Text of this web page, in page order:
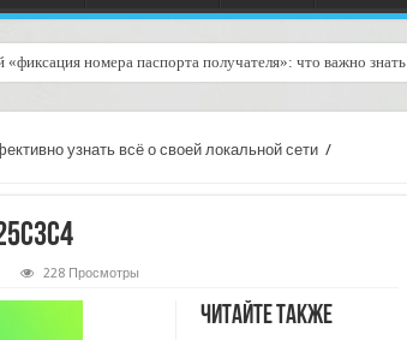
«фиксация номера паспорта получателя»: что важно знать
узнать всё о своей локальной сети /
228 Просмотры
Читайте также